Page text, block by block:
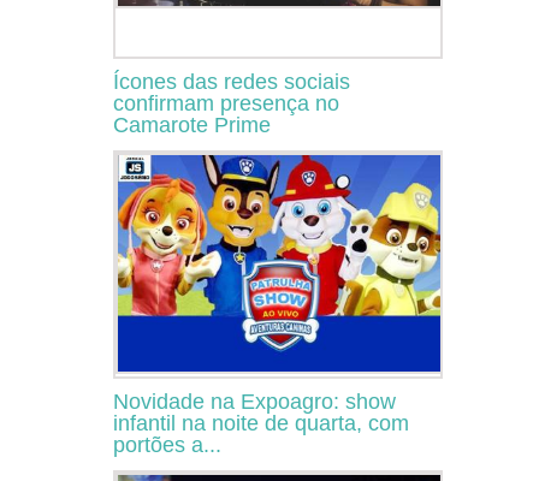
Ícones das redes sociais
confirmam presença no
Camarote Prime
Novidade na Expoagro: show
infantil na noite de quarta, com
portões a...